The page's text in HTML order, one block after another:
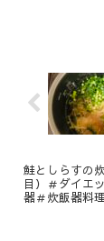
鮭としらすの
目）＃ダイエ
器＃炊飯器料